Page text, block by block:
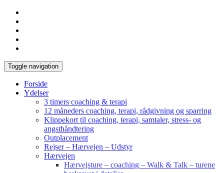
Toggle navigation
Forside
Ydelser
3 timers coaching & terapi
12 måneders coaching, terapi, rådgivning og sparring
Klippekort til coaching, terapi, samtaler, stress- og
angsthåndtering
Outplacement
Rejser – Hærvejen – Udstyr
Hærvejen
Hærvejsture – coaching – Walk & Talk – turene